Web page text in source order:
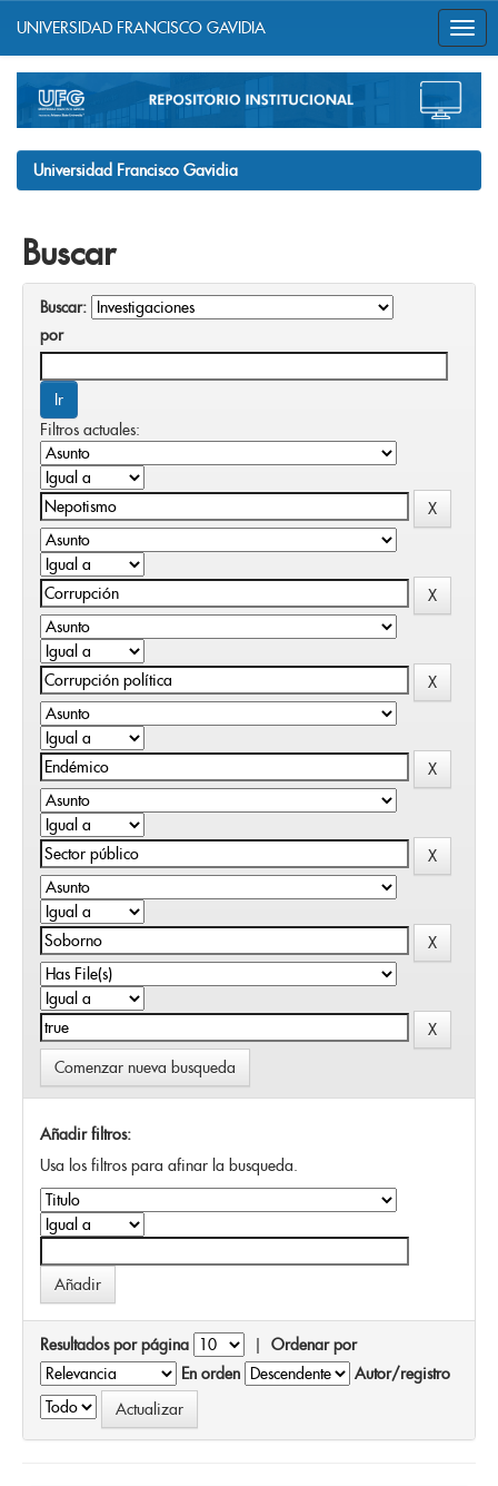
navigation
UNIVERSIDAD FRANCISCO GAVIDIA
Universidad Francisco Gavidia
Buscar
Buscar:
por
Filtros actuales:
Comenzar nueva busqueda
Añadir filtros:
Usa los filtros para afinar la busqueda.
Resultados por página | Ordenar por
En orden
Autor/registro